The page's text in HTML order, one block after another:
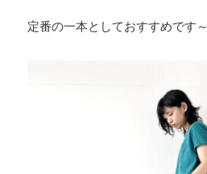
定番の一本としておすすめです～